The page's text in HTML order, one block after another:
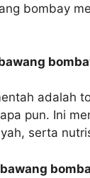
bombay
adalah
pun. Ini
serta